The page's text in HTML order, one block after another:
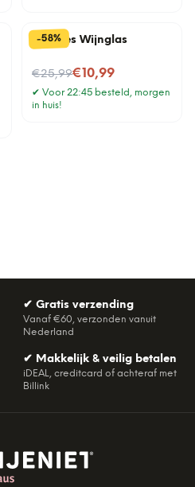
-58%
Wijnfles Wijnglas
€25,99
Nu voor€10,99
✔ Voor 22:45 besteld, morgen
in huis!
✔ Gratis verzending
Vanaf €60, verzonden vanuit
Nederland
✔ Makkelijk & veilig betalen
iDEAL, creditcard of achteraf met
Billink